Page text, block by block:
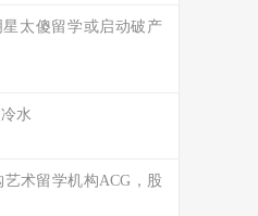
太傻留学或启动破产
水
术留学机构ACG，股